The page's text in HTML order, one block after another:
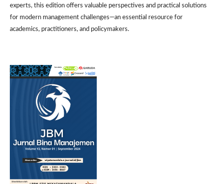
experts, this edition offers valuable perspectives and practical solutions
for modern management challenges—an essential resource for
academics, practitioners, and policymakers.